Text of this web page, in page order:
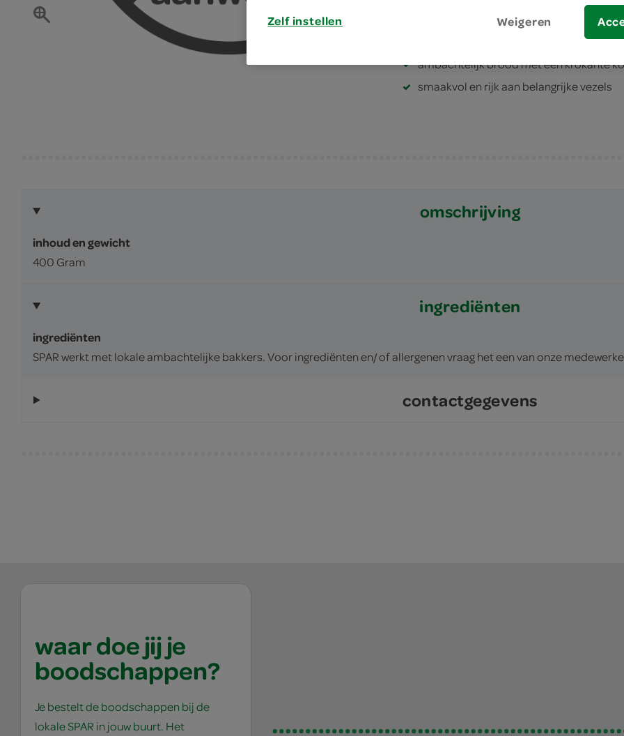
dagelijks vers gebakken
brood zoals brood hoort te smaken
ambachtelijk brood met een krokante
smaakvol en rijk aan belangrijke vezels
omschrijving
inhoud en gewicht
400 Gram
ingrediënten
ingrediënten
SPAR werkt met lokale ambachtelijke bakkers. Voor ingrediënten en/ of allergenen vraag het een van onze
contactgegevens
waar doe jij je
boodschappen?
Je bestelt de boodschappen bij de
lokale SPAR in jouw buurt. Het
Zelf instellen Weigeren